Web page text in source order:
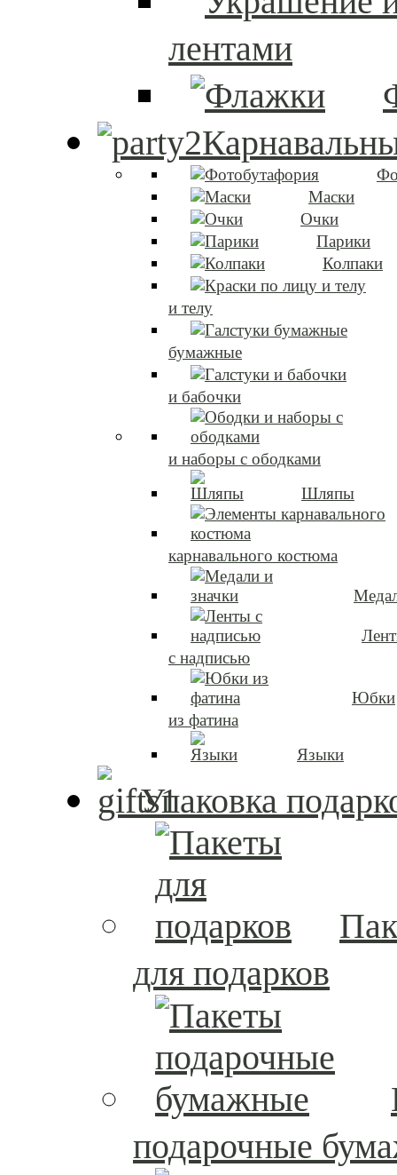
лентами
Маски
Очки
Парики
Колпаки
и телу
бумажные
и бабочки
и наборы с ободками
Шляпы
карнавального костюма
с надписью
Юбки
из фатина
Языки
Упаковка
для подарков
подарочные